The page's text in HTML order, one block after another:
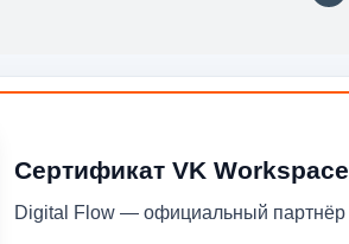
Сертификат VK
Digital Flow — официальный партнёр